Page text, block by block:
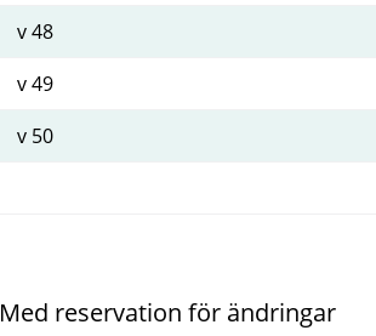
v 48
v 49
v 50
Med reservation för ändringar